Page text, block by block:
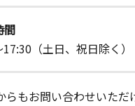
間
（土日、祝日除く）
もお問い合わせいただ